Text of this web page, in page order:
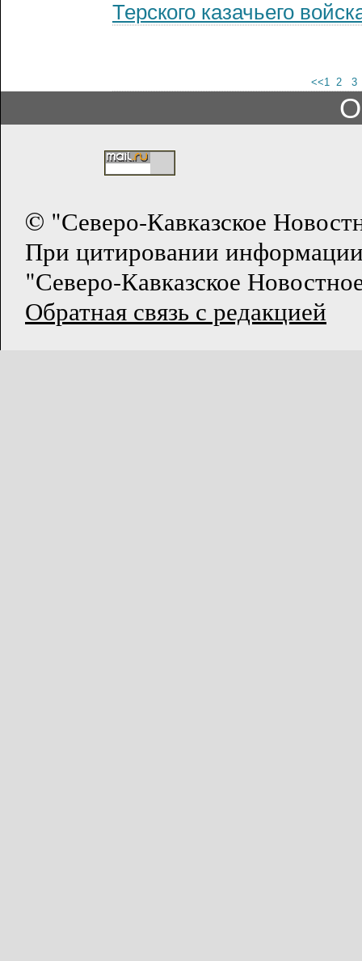
Терского казачьего
<<1 2
О
© "Северо-Кавказское
При цитировании
"Северо-Кавказское
Обратная связь с редакцией